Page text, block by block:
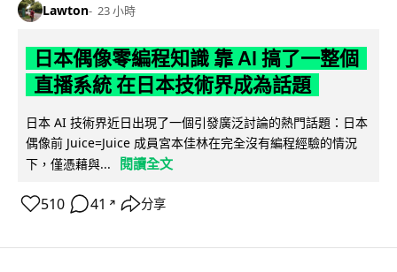
Lawton 23 小時
日本偶像零編程知識 靠 AI 搞了一整個
直播系統 在日本技術界成為話題
日本 AI 技術界近日出現了一個引發廣泛討論的熱門話題：日本
偶像前 Juice=Juice 成員宮本佳林在完全沒有編程經驗的情況
下，僅憑藉與...
閱讀全文
510 41 ↗ 分享